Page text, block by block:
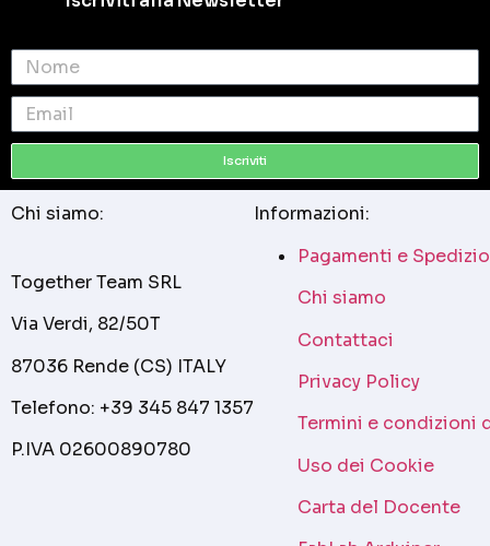
Iscriviti
Chi siamo:
Together Team SRL
Via Verdi, 82/50T
87036 Rende (CS) ITALY
Telefono: +39 345 847 1357
P.IVA 02600890780
Informazioni:
Pagamenti e
Chi siamo
Contattaci
Privacy Policy
Termini e condizioni
Uso dei Cookie
Carta del Docente